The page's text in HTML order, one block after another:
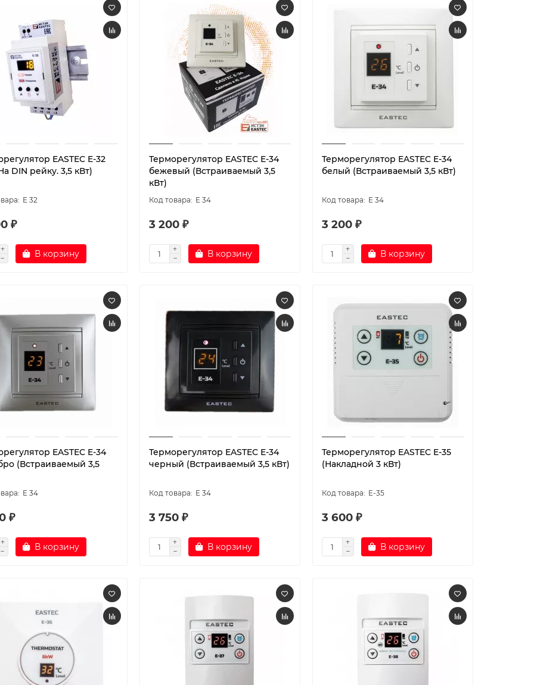
EASTEC E-32
DIN рейку. 3,5 кВт)
E 32
₽
В корзину
Терморегулятор EASTEC E-34
бежевый (Встраиваемый 3,5
кВт)
E 34
3 200 ₽
В корзину
Терморегулятор EASTEC E-34
белый (Встраиваемый 3,5 кВт)
E 34
3 200 ₽
В корзину
EASTEC E-34
(Встраиваемый 3,5
E 34
₽
В корзину
Терморегулятор EASTEC E-34
черный (Встраиваемый 3,5 кВт)
E 34
3 750 ₽
В корзину
Терморегулятор EASTEC E-35
(Накладной 3 кВт)
E-35
3 600 ₽
В корзину